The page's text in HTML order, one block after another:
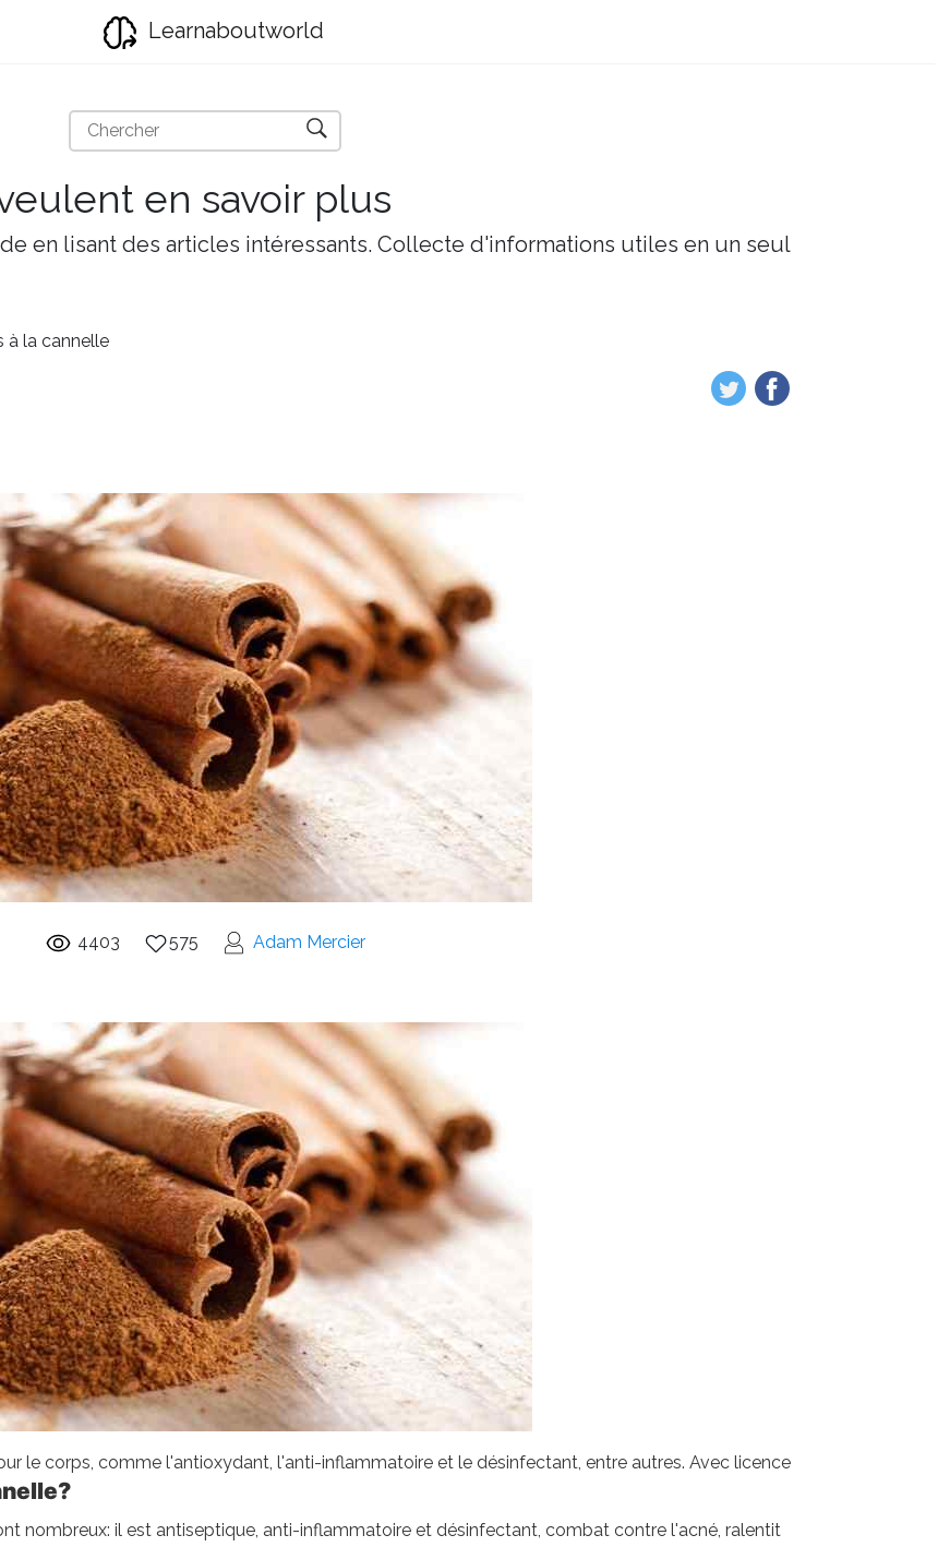
Learnaboutworld
en savoir plus
en lisant des articles intéressants. Collecte d'informations utiles en un seul
à la cannelle
4403 575 Adam Mercier
le corps, comme l'antioxydant, l'anti-inflammatoire et le désinfectant, entre autres. Avec licence
nombreux: il est antiseptique, anti-inflammatoire et désinfectant, combat contre l'acné, ralentit